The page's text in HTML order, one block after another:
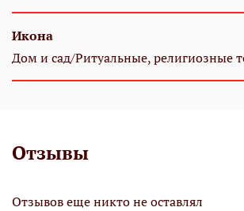
Икона
Дом и сад/Ритуальные, религиозные
Отзывы
Отзывов еще никто не оставлял